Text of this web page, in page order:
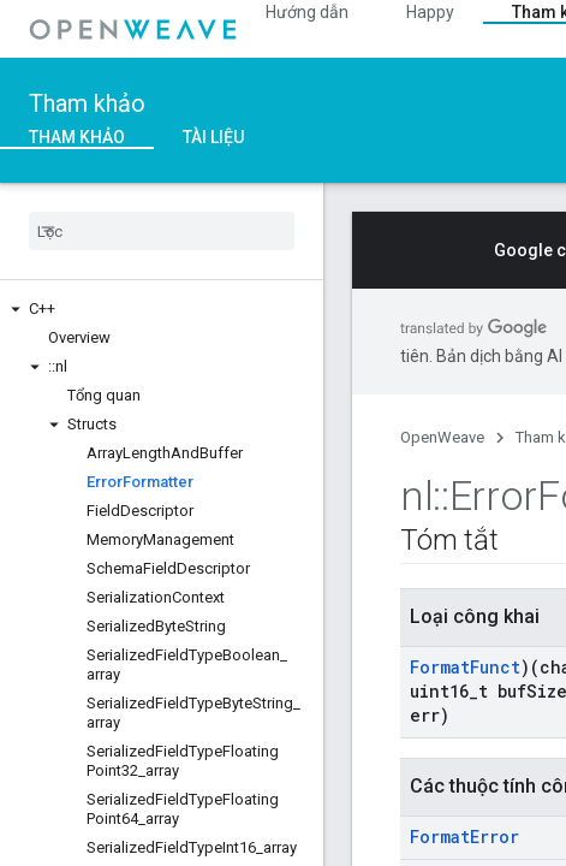
Hướng dẫn Happy Tham
Tham khảo
THAM KHẢO TÀI LIỆU
C++
Overview
::nl
Tổng quan
Structs
ArrayLengthAndBuffer
ErrorFormatter
FieldDescriptor
MemoryManagement
SchemaFieldDescriptor
SerializationContext
SerializedByteString
SerializedFieldTypeBoolean
array
SerializedFieldTypeByteString
array
SerializedFieldTypeFloating
Point32 array
SerializedFieldTypeFloating
Point64_ array
SerializedFieldTypeInt16 array
Google
tiên. Bản dịch bằng AI
OpenWeave Tham
nl::Error
Tóm tắt
Loại công khai
FormatFunct
uint16 t bufSize
err)
Các thuộc tính
FormatError